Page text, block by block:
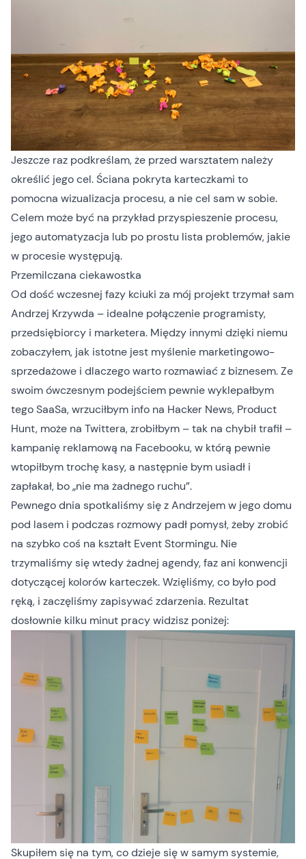
Jeszcze raz podkreślam, że przed warsztatem należy
określić jego cel. Ściana pokryta karteczkami to
pomocna wizualizacja procesu, a nie cel sam w sobie.
Celem może być na przykład przyspieszenie procesu,
jego automatyzacja lub po prostu lista problemów, jakie
w procesie występują.
Przemilczana ciekawostka
Od dość wczesnej fazy kciuki za mój projekt trzymał sam
Andrzej Krzywda – idealne połączenie programisty,
przedsiębiorcy i marketera. Między innymi dzięki niemu
zobaczyłem, jak istotne jest myślenie marketingowo-
sprzedażowe i dlaczego warto rozmawiać z biznesem. Ze
swoim ówczesnym podejściem pewnie wyklepałbym
tego SaaSa, wrzuciłbym info na Hacker News, Product
Hunt, może na Twittera, zrobiłbym – tak na chybił trafił –
kampanię reklamową na Facebooku, w którą pewnie
wtopiłbym trochę kasy, a następnie bym usiadł i
zapłakał, bo „nie ma żadnego ruchu”.
Pewnego dnia spotkaliśmy się z Andrzejem w jego domu
pod lasem i podczas rozmowy padł pomysł, żeby zrobić
na szybko coś na kształt Event Stormingu. Nie
trzymaliśmy się wtedy żadnej agendy, faz ani konwencji
dotyczącej kolorów karteczek. Wzięliśmy, co było pod
ręką, i zaczęliśmy zapisywać zdarzenia. Rezultat
dosłownie kilku minut pracy widzisz poniżej:
Skupiłem się na tym, co dzieje się w samym systemie,